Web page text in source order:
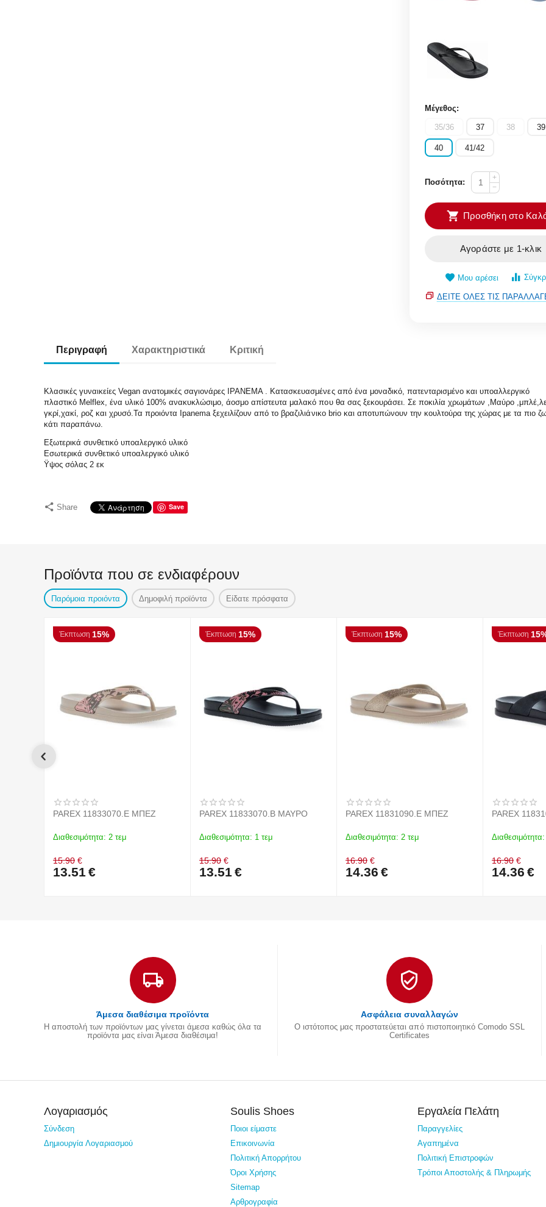
Μέγεθος:
35/36 37 38 39
40 41/42
Ποσότητα:
+
−
Προσθήκη στο
Αγοράστε με 1-κλικ
Μου αρέσει
ΔΕΊΤΕ ΌΛΕΣ ΤΙΣ
Περιγραφή Χαρακτηριστικά Κριτική
Κλασικές γυναικείες Vegan ανατομικές σαγιονάρες IPANEMA . Κατασκευασμένες από ένα μοναδικό, πατενταρισμένο και υποαλλεργικό
πλαστικό Melflex, ένα υλικό 100% ανακυκλώσιμο, άοσμο απίστευτα μαλακό που θα σας ξεκουράσει. Σε ποκιλία χρωμάτων ,Μαύρο
γκρί,χακί, ροζ και χρυσό.Τα προιόντα Ipanema ξεχειλίζουν από το βραζιλιάνικo brio και αποτυπώνουν την κουλτούρα της χώρας με τα πιο
κάτι παραπάνω.
Εξωτερικά συνθετικό υποαλεργικό υλικό
Εσωτερικά συνθετικό υποαλεργικό υλικό
Ϋψος σόλας 2 εκ
Share Save
Προϊόντα που σε ενδιαφέρουν
Παρόμοια προιόντα Δημοφιλή προϊόντα Είδατε πρόσφατα
Έκπτωση 15%
PAREX 11833070.E ΜΠΕΖ
Διαθεσιμότητα: 2 τεμ
15.90 €
13.51 €
Έκπτωση 15%
PAREX 11833070.B ΜΑΥΡΟ
Διαθεσιμότητα: 1 τεμ
15.90 €
13.51 €
Έκπτωση 15%
PAREX 11831090.E ΜΠΕΖ
Διαθεσιμότητα: 2 τεμ
16.90 €
14.36 €
Έκπτωση
PAREX
Διαθεσιμότητα:
16.90 €
14.36 €
Άμεσα διαθέσιμα προϊόντα
Η αποστολή των προϊόντων μας γίνεται άμεσα καθώς όλα τα
προϊόντα μας είναι Άμεσα διαθέσιμα!
Ασφάλεια συναλλαγών
Ο ιστότοπος μας προστατεύεται από πιστοποιητικό Comodo SSL
Certificates
Λογαριασμός
Σύνδεση
Δημιουργία Λογαριασμού
Soulis Shoes
Ποιοι είμαστε
Επικοινωνία
Πολιτική Απορρήτου
Όροι Χρήσης
Sitemap
Αρθρογραφία
Εργαλεία Πελάτη
Παραγγελίες
Αγαπημένα
Πολιτική Επιστροφών
Τρόποι Αποστολής & Πληρωμής